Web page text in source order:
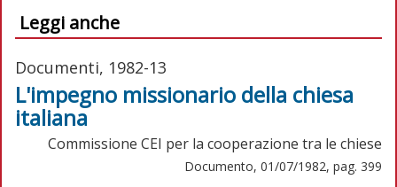
Leggi anche
Documenti, 1982-13
L'impegno missionario della chiesa
italiana
Commissione CEI per la cooperazione tra le chiese
Documento, 01/07/1982, pag. 399